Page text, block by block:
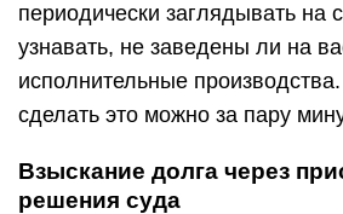
периодически заглядывать
узнавать, не заведены ли на
исполнительные
сделать это можно за пару
Взыскание долга через
решения суда